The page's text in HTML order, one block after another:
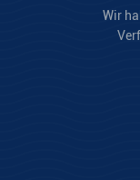
Wir